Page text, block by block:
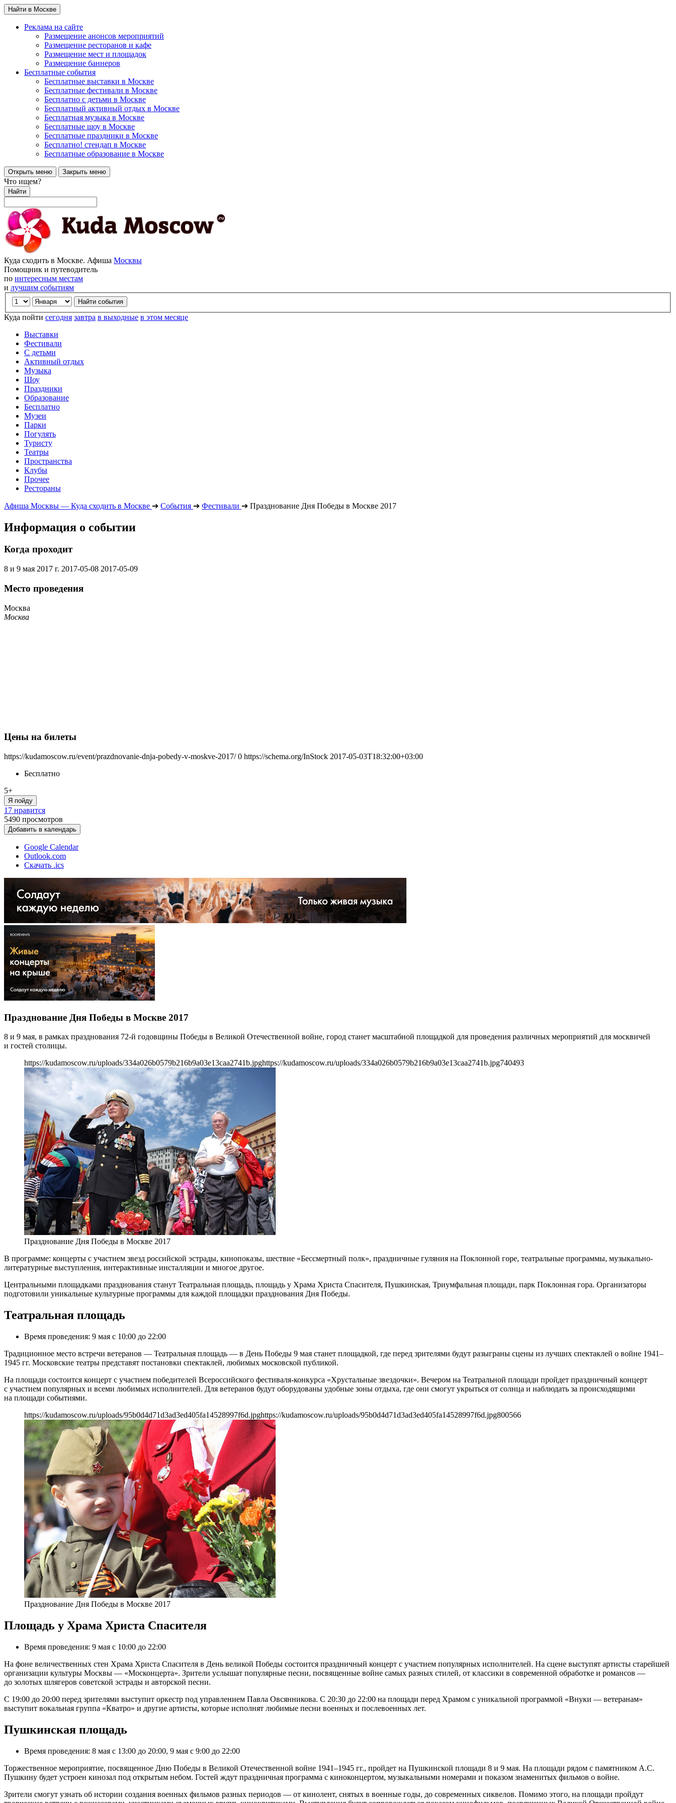
Найти в Москве
Реклама на сайте
Размещение анонсов мероприятий
Размещение ресторанов и кафе
Размещение мест и площадок
Размещение баннеров
Бесплатные события
Бесплатные выставки в Москве
Бесплатные фестивали в Москве
Бесплатно с детьми в Москве
Бесплатный активный отдых в Москве
Бесплатная музыка в Москве
Бесплатные шоу в Москве
Бесплатные праздники в Москве
Бесплатно! стендап в Москве
Бесплатные образование в Москве
Открыть меню Закрыть меню
Что ищем?
Найти
Куда сходить в Москве. Афиша Москвы
Помощник и путеводитель
по интересным местам
и лучшим событиям
Куда пойти сегодня завтра в выходные в этом месяце
Выставки
Фестивали
С детьми
Активный отдых
Музыка
Шоу
Праздники
Образование
Бесплатно
Музеи
Парки
Погулять
Туристу
Театры
Пространства
Клубы
Прочее
Рестораны
Афиша Москвы — Куда сходить в Москве ➔ События ➔ Фестивали ➔ Празднование Дня Победы в Москве 2017
Информация о событии
Когда проходит
8 и 9 мая 2017 г. 2017-05-08 2017-05-09
Место проведения
Москва
Москва
Цены на билеты
https://kudamoscow.ru/event/prazdnovanie-dnja-pobedy-v-moskve-2017/ 0 https://schema.org/InStock 2017-05-03T18:32:00+03:00
Бесплатно
5+
Я пойду
17 нравится
5490 просмотров
Добавить в календарь
Google Calendar
Outlook.com
Скачать .ics
Празднование Дня Победы в Москве 2017
8 и 9 мая, в рамках празднования 72-й годовщины Победы в Великой Отечественной войне, город станет масштабной площадкой для проведения различных мероприятий для москвичей
и гостей столицы.
https://kudamoscow.ru/uploads/334a026b0579b216b9a03e13caa2741b.jpghttps://kudamoscow.ru/uploads/334a026b0579b216b9a03e13caa2741b.jpg740493
Празднование Дня Победы в Москве 2017
В программе: концерты с участием звезд российской эстрады, кинопоказы, шествие «Бессмертный полк», праздничные гуляния на Поклонной горе, театральные программы, музыкально-
литературные выступления, интерактивные инсталляции и многое другое.
Центральными площадками празднования станут Театральная площадь, площадь у Храма Христа Спасителя, Пушкинская, Триумфальная площади, парк Поклонная гора. Организаторы
подготовили уникальные культурные программы для каждой площадки празднования Дня Победы.
Театральная площадь
Время проведения: 9 мая с 10:00 до 22:00
Традиционное место встречи ветеранов — Театральная площадь — в День Победы 9 мая станет площадкой, где перед зрителями будут разыграны сцены из лучших спектаклей о войне 1941–
1945 гг. Московские театры представят постановки спектаклей, любимых московской публикой.
На площади состоится концерт с участием победителей Всероссийского фестиваля-конкурса «Хрустальные звездочки». Вечером на Театральной площади пройдет праздничный концерт
с участием популярных и всеми любимых исполнителей. Для ветеранов будут оборудованы удобные зоны отдыха, где они смогут укрыться от солнца и наблюдать за происходящими
на площади событиями.
https://kudamoscow.ru/uploads/95b0d4d71d3ad3ed405fa14528997f6d.jpghttps://kudamoscow.ru/uploads/95b0d4d71d3ad3ed405fa14528997f6d.jpg800566
Празднование Дня Победы в Москве 2017
Площадь у Храма Христа Спасителя
Время проведения: 9 мая с 10:00 до 22:00
На фоне величественных стен Храма Христа Спасителя в День великой Победы состоится праздничный концерт с участием популярных исполнителей. На сцене выступят артисты старейшей
организации культуры Москвы — «Москонцерта». Зрители услышат популярные песни, посвященные войне самых разных стилей, от классики в современной обработке и романсов —
до золотых шлягеров советской эстрады и авторской песни.
С 19:00 до 20:00 перед зрителями выступит оркестр под управлением Павла Овсянникова. С 20:30 до 22:00 на площади перед Храмом с уникальной программой «Внуки — ветеранам»
выступит вокальная группа «Кватро» и другие артисты, которые исполнят любимые песни военных и послевоенных лет.
Пушкинская площадь
Время проведения: 8 мая с 13:00 до 20:00, 9 мая с 9:00 до 22:00
Торжественное мероприятие, посвященное Дню Победы в Великой Отечественной войне 1941–1945 гг., пройдет на Пушкинской площади 8 и 9 мая. На площади рядом с памятником А.С.
Пушкину будет устроен кинозал под открытым небом. Гостей ждут праздничная программа с киноконцертом, музыкальными номерами и показом знаменитых фильмов о войне.
Зрители смогут узнать об истории создания военных фильмов разных периодов — от кинолент, снятых в военные годы, до современных сиквелов. Помимо этого, на площади пройдут